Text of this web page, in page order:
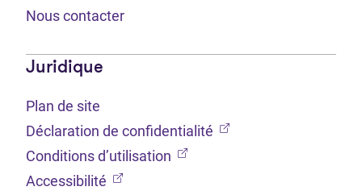
Nous contacter
Juridique
Plan de site
Déclaration de confidentialité (Ouvre dans un
Conditions d’utilisation (Ouvre dans un nouvel
Accessibilité (Ouvre dans un nouvel onglet)